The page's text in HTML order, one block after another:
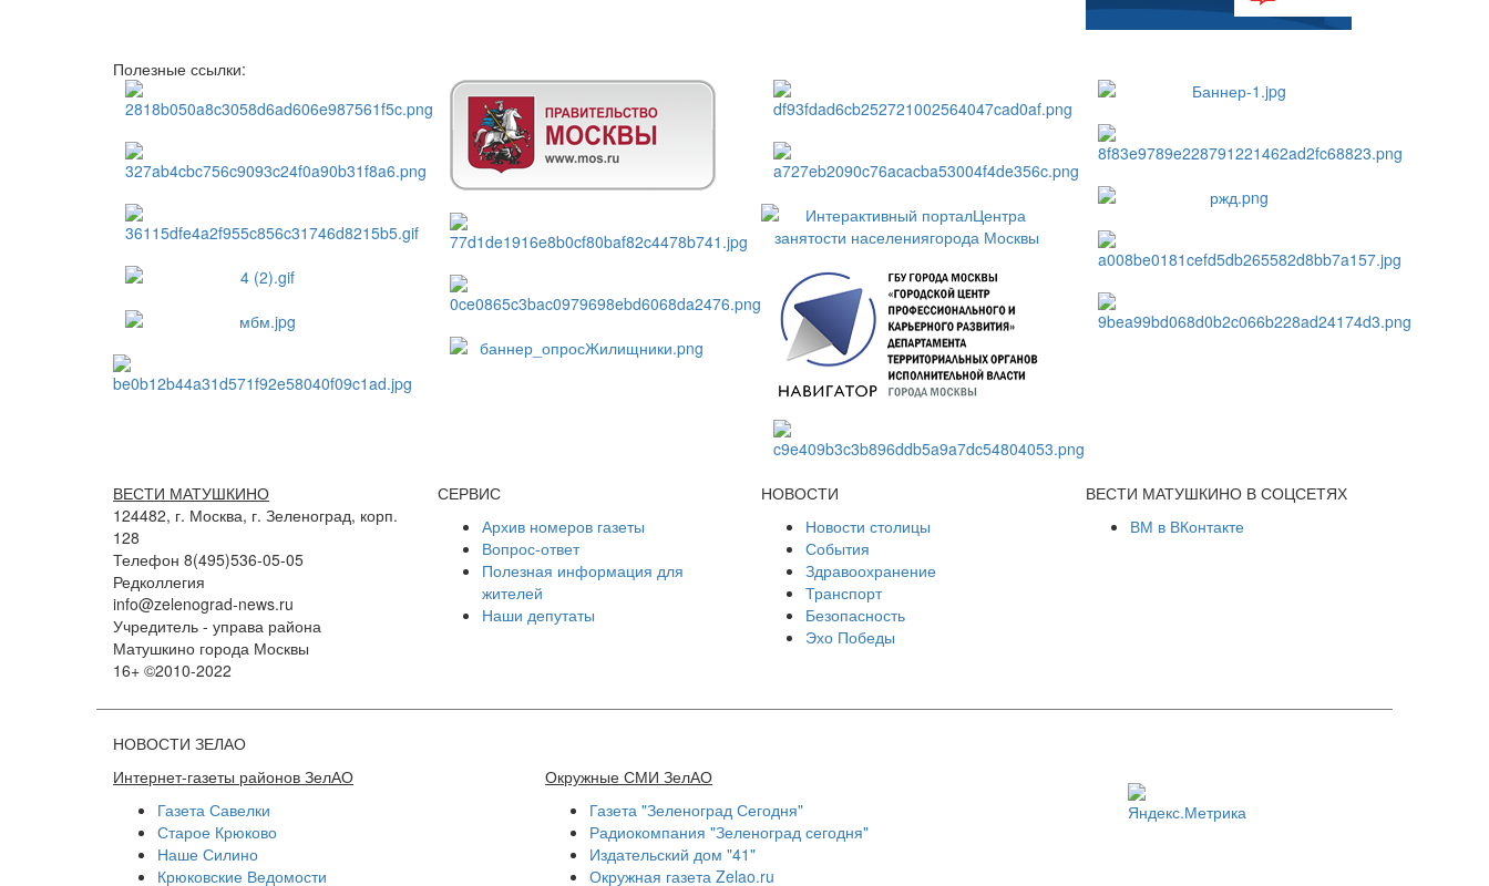
Полезные ссылки:
ВЕСТИ МАТУШКИНО
124482, г. Москва, г. Зеленоград, корп.
128
Телефон 8(495)536-05-05
Редколлегия
info@zelenograd-news.ru
Учредитель - управа района
Матушкино города Москвы
16+ ©2010-2022
СЕРВИС
Архив номеров газеты
Вопрос-ответ
Полезная информация для
жителей
Наши депутаты
НОВОСТИ
Новости столицы
События
Здравоохранение
Транспорт
Безопасность
Эхо Победы
ВЕСТИ МАТУШКИНО В СОЦСЕТЯХ
ВМ в ВКонтакте
НОВОСТИ ЗЕЛАО
Интернет-газеты районов ЗелАО
Газета Савелки
Старое Крюково
Наше Силино
Крюковские Ведомости
Окружные СМИ ЗелАО
Газета "Зеленоград Сегодня"
Радиокомпания "Зеленоград сегодня"
Издательский дом "41"
Окружная газета Zelao.ru